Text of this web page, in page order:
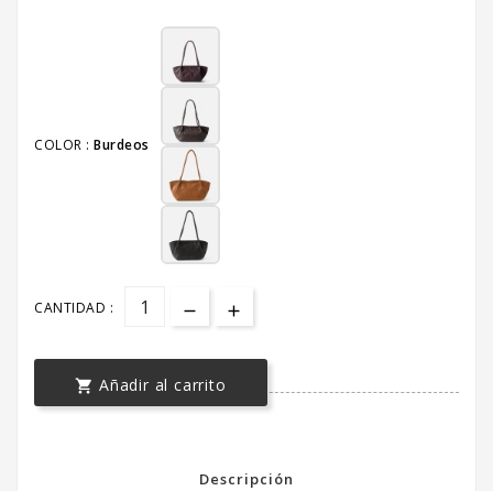
COLOR : Burdeos
CANTIDAD :
 Añadir al carrito
Descripción